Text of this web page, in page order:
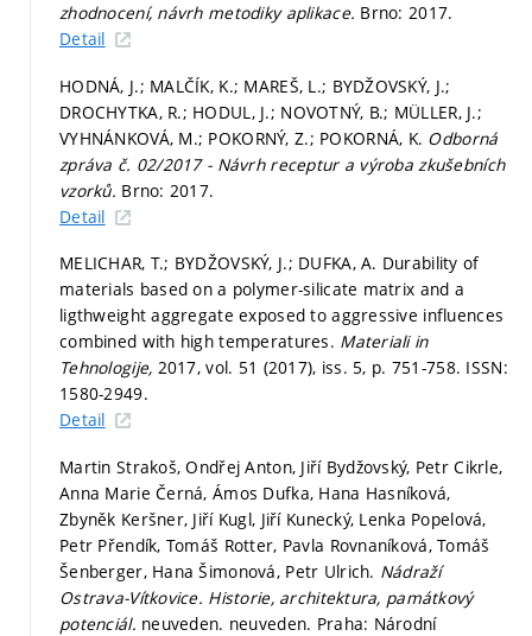
zhodnocení, návrh metodiky aplikace. Brno: 2017.
Detail
HODNÁ, J.; MALČÍK, K.; MAREŠ, L.; BYDŽOVSKÝ, J.;
DROCHYTKA, R.; HODUL, J.; NOVOTNÝ, B.; MÜLLER, J.;
VYHNÁNKOVÁ, M.; POKORNÝ, Z.; POKORNÁ, K. Odborná
zpráva č. 02/2017 - Návrh receptur a výroba zkušebních
vzorků. Brno: 2017.
Detail
MELICHAR, T.; BYDŽOVSKÝ, J.; DUFKA, A. Durability of
materials based on a polymer-silicate matrix and a
ligthweight aggregate exposed to aggressive influences
combined with high temperatures. Materiali in
Tehnologije, 2017, vol. 51 (2017), iss. 5, p. 751-758. ISSN:
1580-2949.
Detail
Martin Strakoš, Ondřej Anton, Jiří Bydžovský, Petr Cikrle,
Anna Marie Černá, Ámos Dufka, Hana Hasníková,
Zbyněk Keršner, Jiří Kugl, Jiří Kunecký, Lenka Popelová,
Petr Přendík, Tomáš Rotter, Pavla Rovnaníková, Tomáš
Šenberger, Hana Šimonová, Petr Ulrich. Nádraží
Ostrava-Vítkovice. Historie, architektura, památkový
potenciál. neuveden. neuveden. Praha: Národní